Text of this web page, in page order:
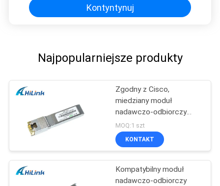
Kontyntynuj
Najpopularniejsze produkty
Zgodny z Cisco,
miedziany moduł
nadawczo-odbiorczy
SFP + 10G SFP -10G-T
złącze RJ45
MOQ:1 szt
KONTAKT
Kompatybilny moduł
nadawczo-odbiorczy